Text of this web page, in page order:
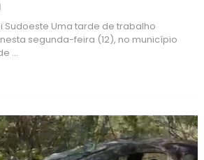
Sudoeste Uma tarde de trabalho
segunda-feira (12), no município
...